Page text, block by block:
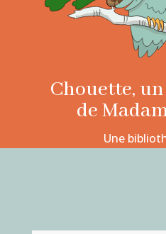
Chouette,
de
Une